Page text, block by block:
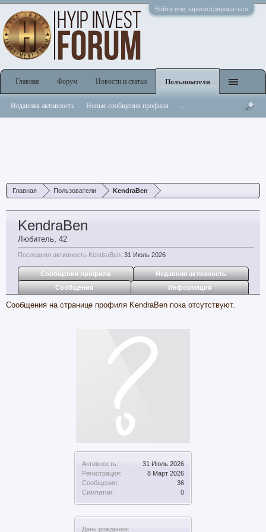
Войти или зарегистрироваться
Главная Пользователи KendraBen
Активность:
31 Июль 2026
Регистрация:
8 Март 2026
Сообщения:
36
Симпатии:
0
День рождения:
KendraBen
Любитель, 42
Последняя активность KendraBen: 31 Июль 2026
Сообщения профиля
Недавняя активность
Сообщения
Информация
Сообщения на странице профиля KendraBen пока отсутствуют.
Главная Форум Новости и статьи Пользователи
Недавняя активность Новые сообщения профиля ...